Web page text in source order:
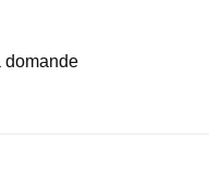
domande